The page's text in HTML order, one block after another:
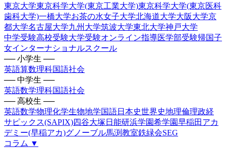
東京大学東京科学大学(東京工業大学)東京科学大学(東京医科
歯科大学)一橋大学お茶の水女子大学北海道大学大阪大学京
都大学名古屋大学九州大学筑波大学東北大学神戸大学
中学受験高校受験大学受験オンライン指導医学部受験帰国子
女インターナショナルスクール
── 小学生 ──
英語算数理科国語社会
── 中学生 ──
英語数学理科国語社会
── 高校生 ──
英語数学物理化学生物地学国語日本史世界史地理倫理政経
サピックス(SAPIX)四谷大塚 日能研浜学園希学園早稲田アカ
デミー(早稲アカ)グノーブル馬渕教室鉄緑会SEG
コラム ▼